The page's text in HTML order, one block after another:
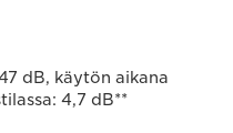
dB, käytön aikana
4,7 dB**